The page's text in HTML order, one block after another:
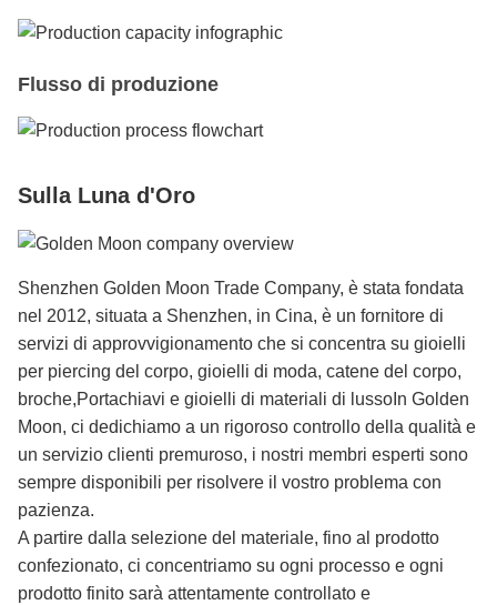
Flusso di produzione
Sulla Luna d'Oro
Shenzhen Golden Moon Trade Company, è stata fondata
nel 2012, situata a Shenzhen, in Cina, è un fornitore di
servizi di approvvigionamento che si concentra su gioielli
per piercing del corpo, gioielli di moda, catene del corpo,
broche,Portachiavi e gioielli di materiali di lussoIn Golden
Moon, ci dedichiamo a un rigoroso controllo della qualità e
un servizio clienti premuroso, i nostri membri esperti sono
sempre disponibili per risolvere il vostro problema con
pazienza.
A partire dalla selezione del materiale, fino al prodotto
confezionato, ci concentriamo su ogni processo e ogni
prodotto finito sarà attentamente controllato e